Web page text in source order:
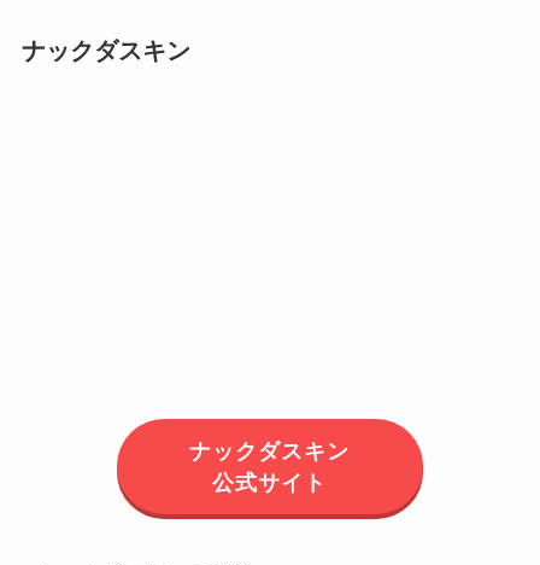
ナックダスキン
ナックダスキン
公式サイト